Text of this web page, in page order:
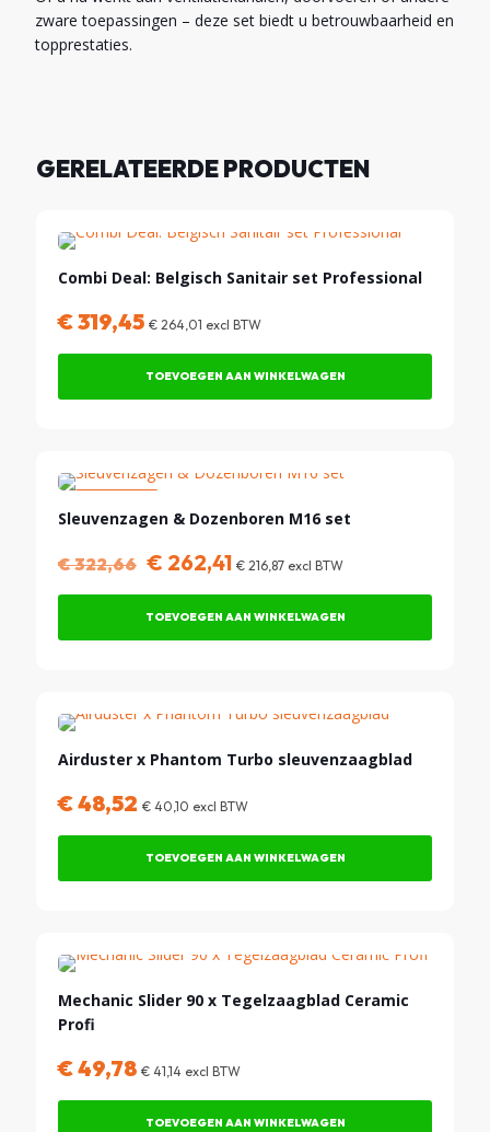
zware toepassingen – deze set biedt u betrouwbaarheid en
topprestaties.
GERELATEERDE PRODUCTEN
Combi Deal: Belgisch Sanitair set Professional
€319,45 € 264,01 excl BTW
TOEVOEGEN AAN WINKELWAGEN
Sleuvenzagen & Dozenboren M16 set
€322,66 Oorspronkelijke
was:
€ 322,66.
€ 262,41Huidige
is:
€ 262,41.
€ 216,87 excl BTW
TOEVOEGEN AAN WINKELWAGEN
Airduster x Phantom Turbo sleuvenzaagblad
€48,52 € 40,10 excl BTW
TOEVOEGEN AAN WINKELWAGEN
Mechanic Slider 90 x Tegelzaagblad Ceramic
Profi
€49,78 € 41,14 excl BTW
TOEVOEGEN AAN WINKELWAGEN